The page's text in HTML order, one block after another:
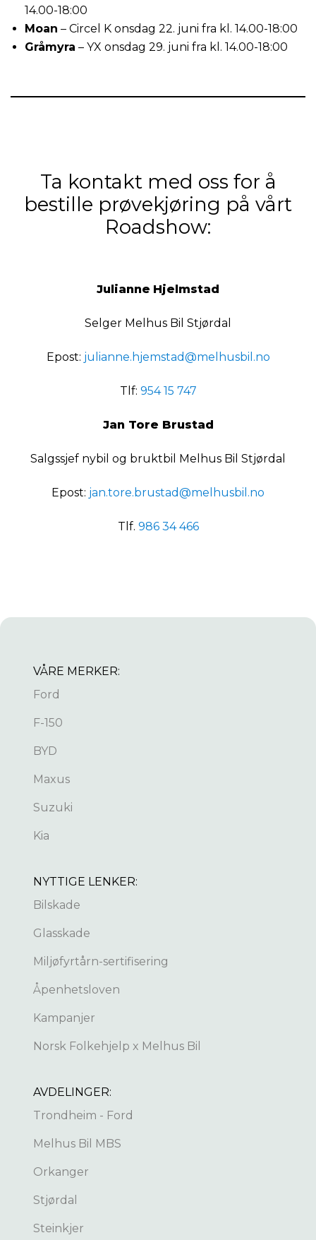
14.00-18:00
Moan – Circel K onsdag 22. juni fra kl. 14.00-18:00
Gråmyra – YX onsdag 29. juni fra kl. 14.00-18:00
Ta kontakt med oss for å
bestille prøvekjøring på vårt
Roadshow:
Julianne Hjelmstad
Selger Melhus Bil Stjørdal
Epost: julianne.hjemstad@melhusbil.no
Tlf: 954 15 747
Jan Tore Brustad
Salgssjef nybil og bruktbil Melhus Bil Stjørdal
Epost: jan.tore.brustad@melhusbil.no
Tlf. 986 34 466
VÅRE MERKER:
Ford
F-150
BYD
Maxus
Suzuki
Kia
NYTTIGE LENKER:
Bilskade
Glasskade
Miljøfyrtårn-sertifisering
Åpenhetsloven
Kampanjer
Norsk Folkehjelp x Melhus Bil
AVDELINGER:
Trondheim - Ford
Melhus Bil MBS
Orkanger
Stjørdal
Steinkjer